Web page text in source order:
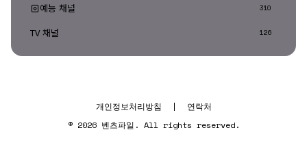
예능 채널 310
TV 채널 126
개인정보처리방침 |
연락처
© 2026 벤츠파일. All rights reserved.